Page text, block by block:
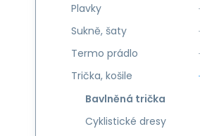
Plavky
Sukně, šaty
Termo prádlo
Trička, košile
Bavlněná trička
Cyklistické dresy